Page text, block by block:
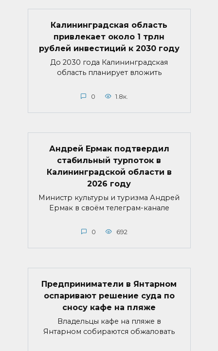
Калининградская область
привлекает около 1 трлн
рублей инвестиций к 2030 году
До 2030 года Калининградская
область планирует вложить
0 1.8к.
Андрей Ермак подтвердил
стабильный турпоток в
Калининградской области в
2026 году
Министр культуры и туризма Андрей
Ермак в своём телеграм-канале
0 692
Предприниматели в Янтарном
оспаривают решение суда по
сносу кафе на пляже
Владельцы кафе на пляже в
Янтарном собираются обжаловать